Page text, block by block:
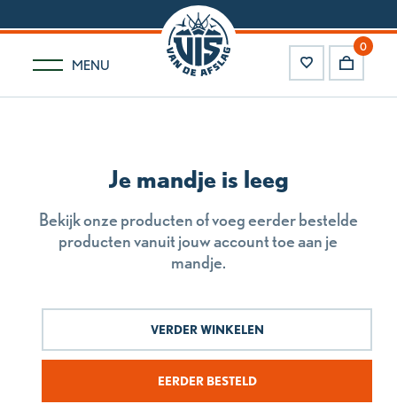
MENU
0
Je mandje is leeg
Bekijk onze producten of voeg eerder bestelde
producten vanuit jouw account toe aan je
mandje.
VERDER WINKELEN
EERDER BESTELD